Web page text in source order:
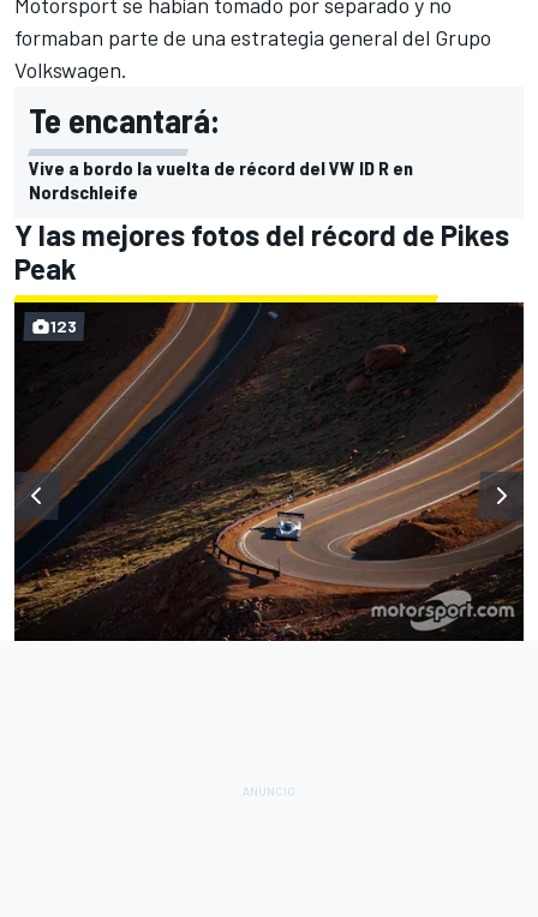
formaban parte de una estrategia general del Grupo
Volkswagen.
Te encantará:
Vive a bordo la vuelta de récord del VW ID R en
Nordschleife
Y las mejores fotos del récord de Pikes
Peak
123